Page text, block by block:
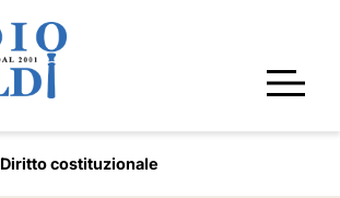
Diritto costituzionale